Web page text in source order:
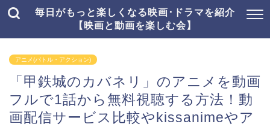
毎日がもっと楽しくなる映画･ドラマを紹介
【映画と動画を楽しむ会】
アニメ(バトル・アクション)
「甲鉄城のカバネリ」のアニメを動画
フルで1話から無料視聴する方法！動
画配信サービス比較やkissanimeやア